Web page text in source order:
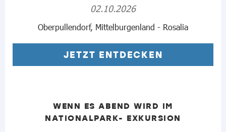
02.10.2026
Oberpullendorf, Mittelburgenland - Rosalia
JETZT ENTDECKEN
WENN ES ABEND WIRD IM
NATIONALPARK- EXKURSION